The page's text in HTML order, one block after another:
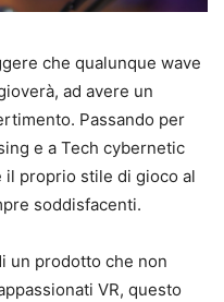
che qualunque wave
ad avere un
Passando per
e a Tech cybernetic
il proprio stile di gioco al
soddisfacenti.
un prodotto che non
VR, questo